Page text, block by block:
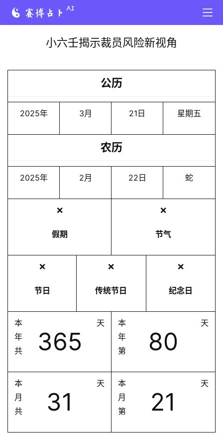
小六壬揭示裁员风险新视角
公历
2025年 3月 21日 星期五
农历
2025年 2月 22日 蛇
❌
假期
❌
节气
❌
节日
❌
传统节日
❌
纪念日
本
年
共
365
天
本
年
第
80
天
本
月
共
31
天
本
月
第
21
天